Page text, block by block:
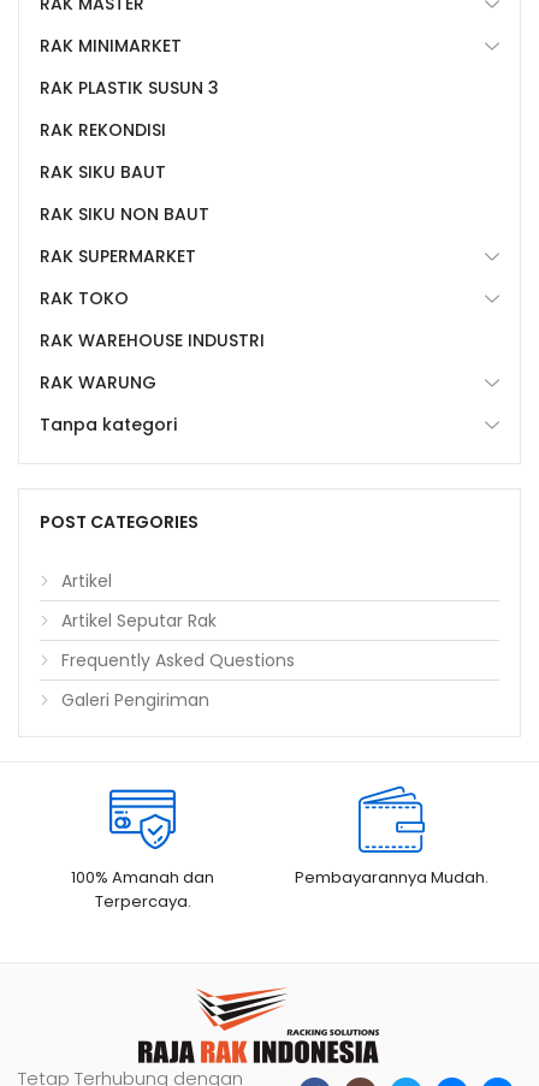
RAK MINIMARKET
RAK PLASTIK SUSUN 3
RAK REKONDISI
RAK SIKU BAUT
RAK SIKU NON BAUT
RAK SUPERMARKET
RAK TOKO
RAK WAREHOUSE INDUSTRI
RAK WARUNG
Tanpa kategori
POST CATEGORIES
Artikel
Artikel Seputar Rak
Frequently Asked Questions
Galeri Pengiriman
100% Amanah dan
Terpercaya.
Pembayarannya Mudah.
Tetap Terhubung dengan